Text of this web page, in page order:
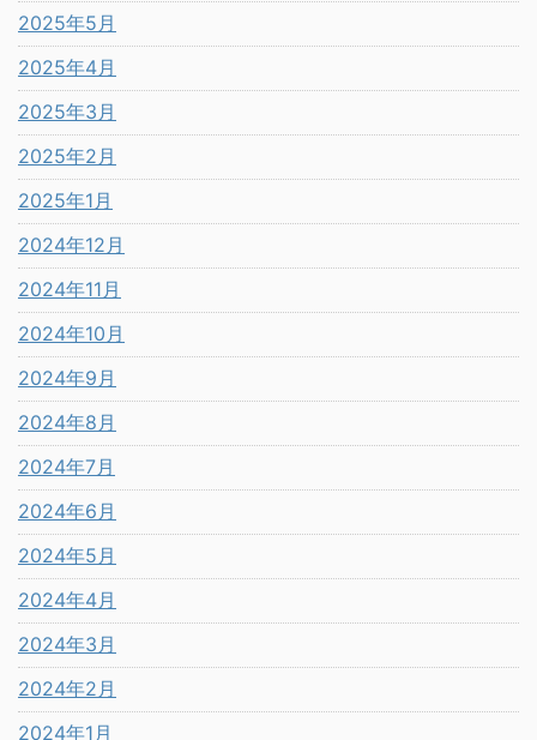
2025年5月
2025年4月
2025年3月
2025年2月
2025年1月
2024年12月
2024年11月
2024年10月
2024年9月
2024年8月
2024年7月
2024年6月
2024年5月
2024年4月
2024年3月
2024年2月
2024年1月